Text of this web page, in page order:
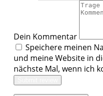
Dein Kommentar
Speichere meinen
und meine Website in
nächste Mal, wenn ich